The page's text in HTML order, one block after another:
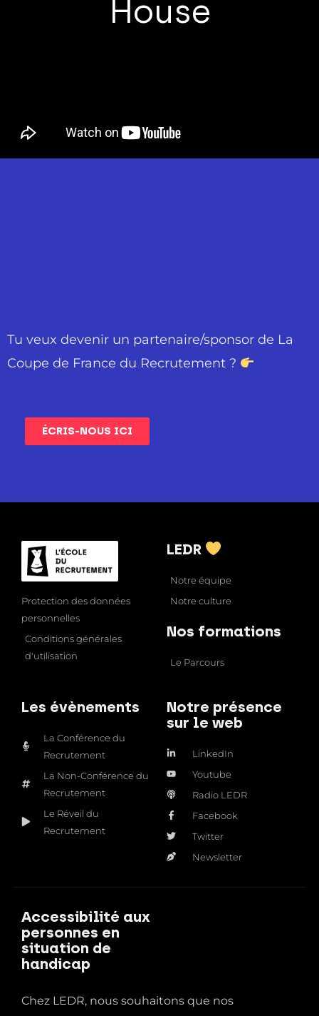
House
Tu veux devenir un partenaire/sponsor de La
Coupe de France du Recrutement ?
ÉCRIS-NOUS ICI
Protection des données
personnelles
Conditions générales
d'utilisation
LEDR
Notre équipe
Notre culture
Nos formations
Le Parcours
Les évènements
La Conférence du
Recrutement
La Non-Conférence du
Recrutement
Le Réveil du
Recrutement
Notre présence
sur le web
LinkedIn
Youtube
Radio LEDR
Facebook
Twitter
Newsletter
Accessibilité aux
personnes en
situation de
handicap
Chez LEDR, nous souhaitons que nos